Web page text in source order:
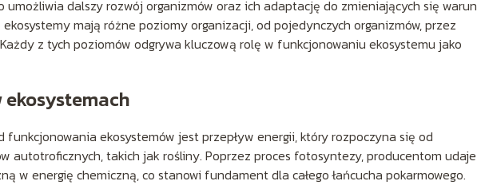
umożliwia dalszy rozwój organizmów oraz ich adaptację do zmieniających się
mają różne poziomy organizacji, od pojedynczych organizmów, przez
z tych poziomów odgrywa kluczową rolę w funkcjonowaniu ekosystemu jako
ekosystemach
funkcjonowania ekosystemów jest przepływ energii, który rozpoczyna się od
autotroficznych, takich jak rośliny. Poprzez proces fotosyntezy, producentom
w energię chemiczną, co stanowi fundament dla całego łańcucha pokarmowego.